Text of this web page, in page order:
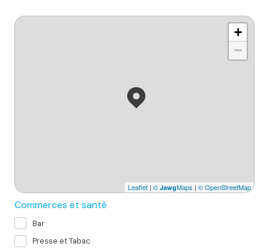
+
−
Leaflet | © JawgMaps | © OpenStreetMap
Commerces et santé
Bar
Presse et Tabac